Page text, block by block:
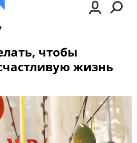
чтобы
жизнь